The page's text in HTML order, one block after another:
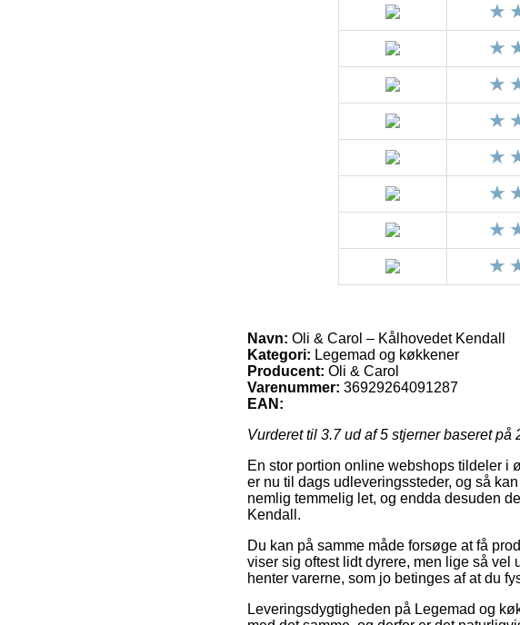
Navn: Oli & Carol – Kålhovedet Kendall
Kategori: Legemad og køkkener
Producent: Oli & Carol
Varenummer: 36929264091287
EAN:
Vurderet til 3.7ud af 5 stjerner baseret på
En stor portion online webshops tildeler i
er nu til dags udleveringssteder, og så
nemlig temmelig let, og endda desuden
Kendall.
Du kan på samme måde forsøge at få
viser sig oftest lidt dyrere, men lige så
henter varerne, som jo betinges af at du
Leveringsdygtigheden på Legemad og